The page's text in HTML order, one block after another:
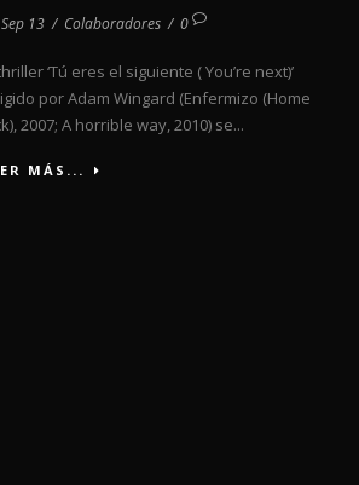
13 / Colaboradores / 0
‘Tú eres el siguiente ( You’re next)’
por Adam Wingard (Enfermizo (Home
2007; A horrible way, 2010) se...
MÁS...